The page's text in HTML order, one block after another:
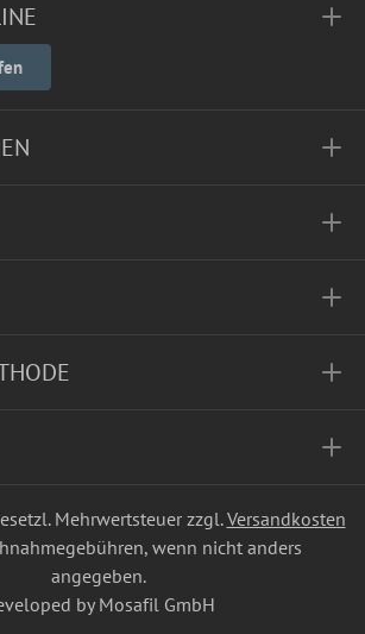
Mehrwertsteuer zzgl.Versandkosten
wenn nicht anders
angegeben.
by Mosafil GmbH